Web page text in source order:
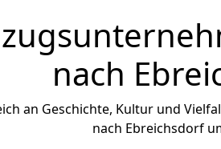
nach
an Geschichte, Kultur und
nach Ebreichsdorf